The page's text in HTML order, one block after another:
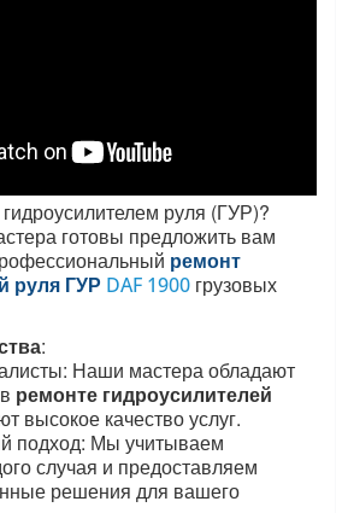
руля (ГУР)?
готовы предложить вам
ремонт
руля ГУР DAF 1900 грузовых
:
Наши мастера обладают
ремонте гидроусилителей
высокое качество услуг.
подход: Мы учитываем
случая и предоставляем
решения для вашего